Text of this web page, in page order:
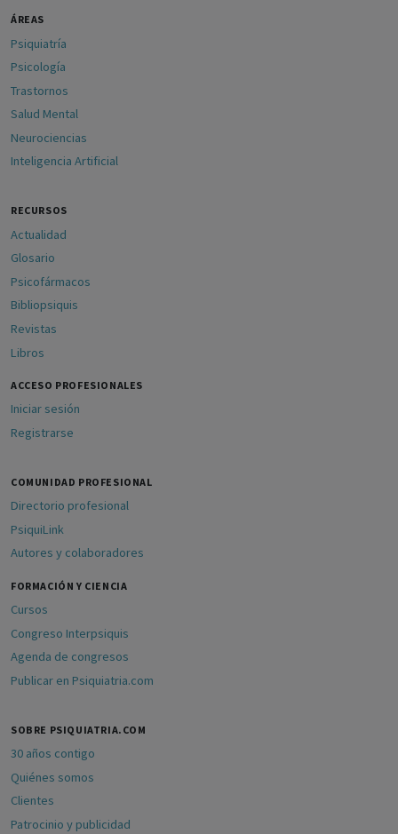
ÁREAS
Psiquiatría
Psicología
Trastornos
Salud Mental
Neurociencias
Inteligencia Artificial
RECURSOS
Actualidad
Glosario
Psicofármacos
Bibliopsiquis
Revistas
Libros
ACCESO PROFESIONALES
Iniciar sesión
Registrarse
COMUNIDAD PROFESIONAL
Directorio profesional
PsiquiLink
Autores y colaboradores
FORMACIÓN Y CIENCIA
Cursos
Congreso Interpsiquis
Agenda de congresos
Publicar en Psiquiatria.com
SOBRE PSIQUIATRIA.COM
30 años contigo
Quiénes somos
Clientes
Patrocinio y publicidad